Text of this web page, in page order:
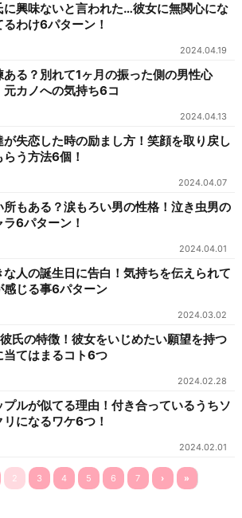
に興味ないと言われた…彼女に無関心にな
るわけ6パターン！
2024.04.19
ある？別れて1ヶ月の振った側の男性心
元カノへの気持ち6コ
2024.04.13
が失恋した時の励まし方！笑顔を取り戻し
らう方法6個！
2024.04.07
所もある？涙もろい男の性格！泣き虫男の
ラ6パターン！
2024.04.01
な人の誕生日に告白！気持ちを伝えられて
感じる事6パターン
2024.03.02
彼氏の特徴！彼女をいじめたい願望を持つ
当てはまるコト6つ
2024.02.28
プルが似てる理由！付き合っているうちソ
リになるワケ6つ！
2024.02.01
2 3 4 5 6 7 › »